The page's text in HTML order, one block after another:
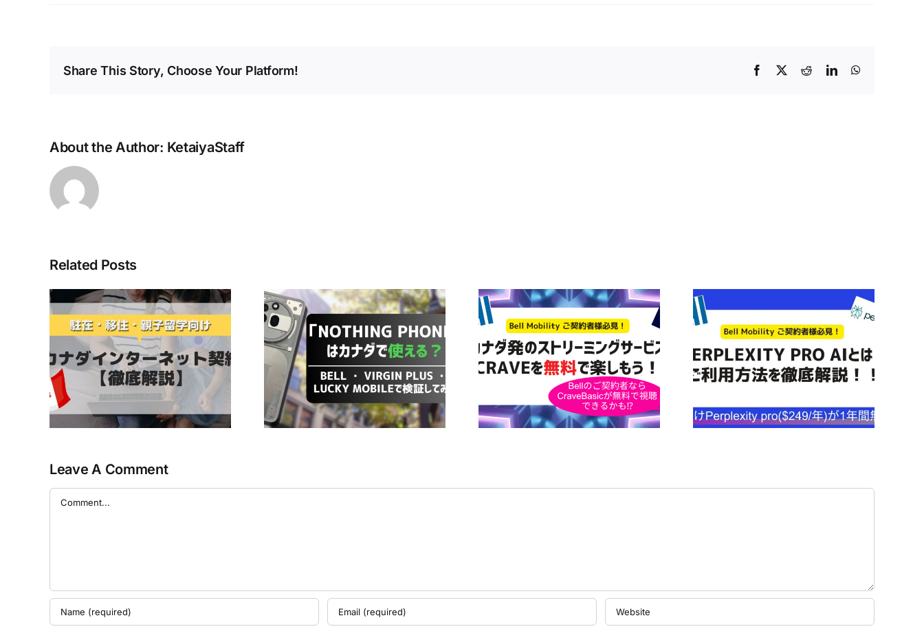
Share This Story, Choose Your Platform! Facebook RedditLinkedIn
About the Author: KetaiyaStaff
Related Posts
最近人気の「Nothing
Phone」はカナダで使え
る？ ～Bell ・ Virgin Plus
・ Lucky Mobileで検証し
てみた～
Bell Mobilityユーザー必
見！CraveのBasicプラン
が無料で楽しめるかも！？
【Bell契約者は1年間無
料！】Perplexity Pro AIの
利用ガイド
カナダで新生活！インター
ネットはどうする？契約方
Leave A Comment
Comment